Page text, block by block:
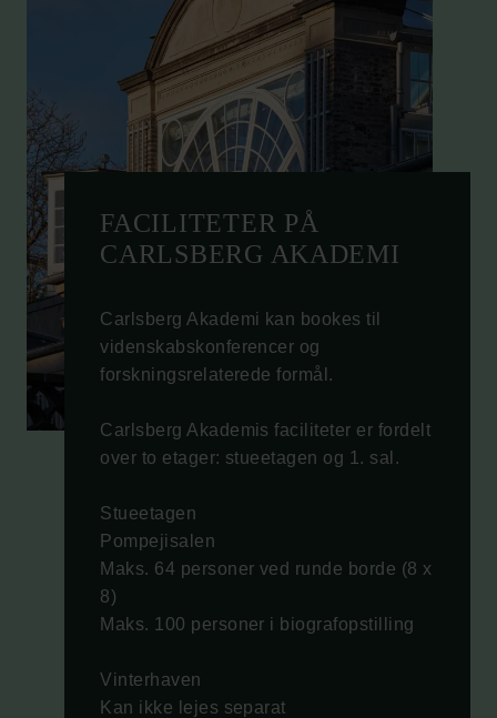
FACILITETER PÅ
CARLSBERG AKADEMI
Carlsberg Akademi kan bookes til
videnskabskonferencer og
forskningsrelaterede formål.
Carlsberg Akademis faciliteter er fordelt
over to etager: stueetagen og 1. sal.
Stueetagen
Pompejisalen
Maks. 64 personer ved runde borde (8 x
8)
Maks. 100 personer i biografopstilling
Vinterhaven
Kan ikke lejes separat